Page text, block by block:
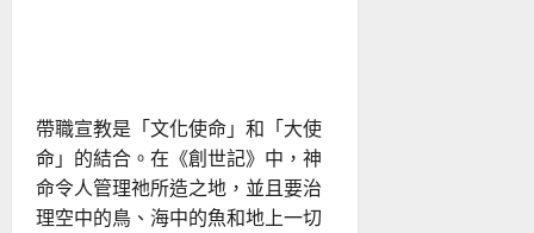
忠、
溫
淑
芳
帶職宣教是「文化使命」和「大使
命」的結合。在《創世記》中，神
命令人管理祂所造之地，並且要治
理空中的鳥、海中的魚和地上一切